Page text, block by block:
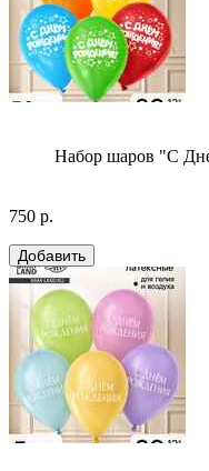
Набор шаров "С
750 р.